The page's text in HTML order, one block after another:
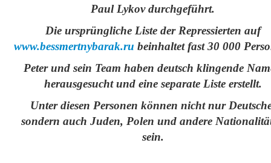
Paul Lykov durchgeführt.
Die ursprüngliche Liste der Repressierten auf
www.bessmertnybarak.ru beinhaltet fast 30 000
Peter und sein Team haben deutsch klingende
herausgesucht und eine separate Liste erstellt.
Unter diesen Personen können nicht nur
sondern auch Juden, Polen und andere
sein.